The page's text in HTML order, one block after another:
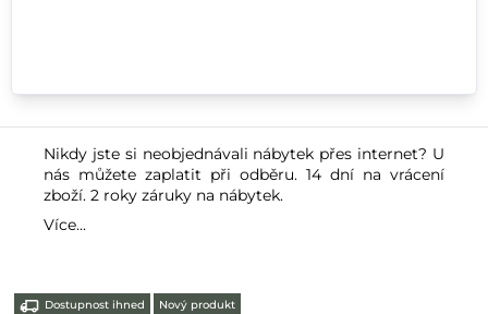
Nikdy jste si neobjednávali nábytek přes internet? U
nás můžete zaplatit při odběru. 14 dní na vrácení
zboží. 2 roky záruky na nábytek.
Více...
Dostupnost ihned Nový produkt